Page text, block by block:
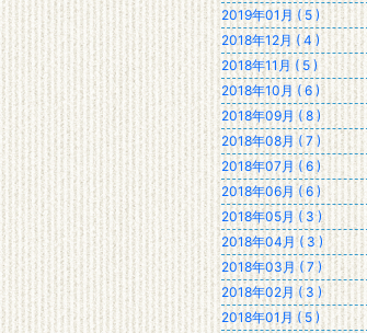
2019年01月 ( 5 )
2018年12月 ( 4 )
2018年11月 ( 5 )
2018年10月 ( 6 )
2018年09月 ( 8 )
2018年08月 ( 7 )
2018年07月 ( 6 )
2018年06月 ( 6 )
2018年05月 ( 3 )
2018年04月 ( 3 )
2018年03月 ( 7 )
2018年02月 ( 3 )
2018年01月 ( 5 )